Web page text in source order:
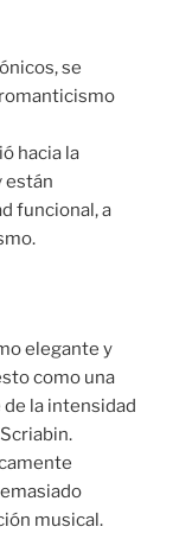
se
hacia la
están
funcional, a
elegante y
como una
la intensidad
musical.